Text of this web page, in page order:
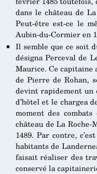
dans le château de
Peut-être est-ce le
Aubin-du-Cormier en
Il semble que ce soit
désigna Perceval de
Maurice. Ce capitaine
de Pierre de Rohan,
devint rapidement un
d’hôtel et le chargea
moment des
château de La
1489. Par contre,
habitants de
faisait réaliser des
conservé la